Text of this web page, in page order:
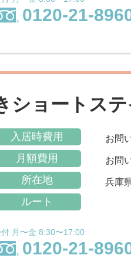
0120-21-
ショートス
入居時費用 お問
月額費用 お問
所在地 兵庫
ルート
付 月〜金 8:30〜17:00
0120-21-